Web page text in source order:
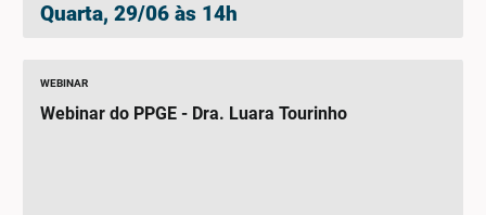
Quarta, 29/06 às 14h
WEBINAR
Webinar do PPGE - Dra. Luara Tourinho